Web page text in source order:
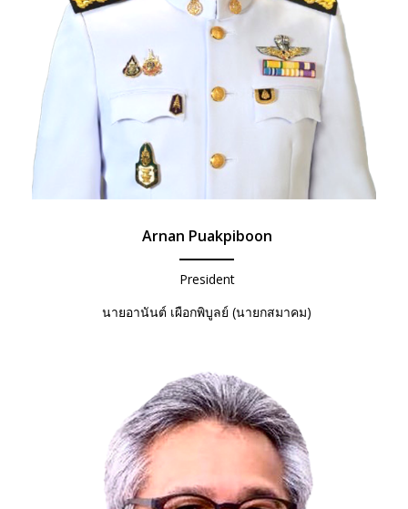
Arnan Puakpiboon
President
นายอานันต์ เผือกพิบูลย์ (นายกสมาคม)